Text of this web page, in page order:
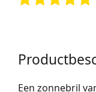
Een zonnebril